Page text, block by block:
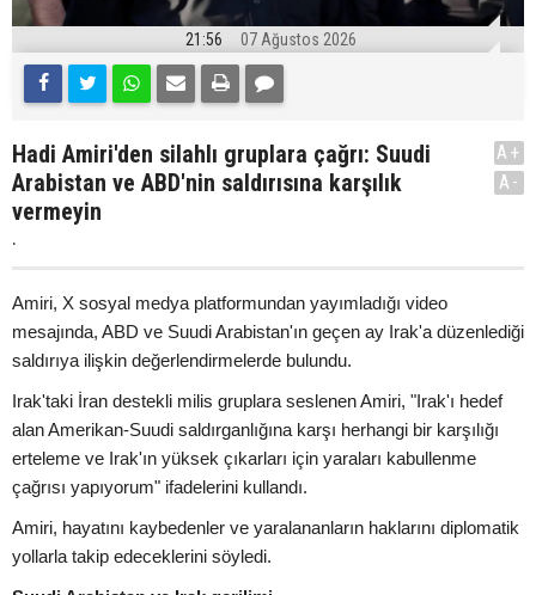
21:56 07 Ağustos 2026
Hadi Amiri'den silahlı gruplara çağrı: Suudi
Arabistan ve ABD'nin saldırısına karşılık
vermeyin
.
A+
A-
Amiri, X sosyal medya platformundan yayımladığı video
mesajında, ABD ve Suudi Arabistan'ın geçen ay Irak'a düzenlediği
saldırıya ilişkin değerlendirmelerde bulundu.
Irak'taki İran destekli milis gruplara seslenen Amiri, "Irak'ı hedef
alan Amerikan-Suudi saldırganlığına karşı herhangi bir karşılığı
erteleme ve Irak'ın yüksek çıkarları için yaraları kabullenme
çağrısı yapıyorum" ifadelerini kullandı.
Amiri, hayatını kaybedenler ve yaralananların haklarını diplomatik
yollarla takip edeceklerini söyledi.